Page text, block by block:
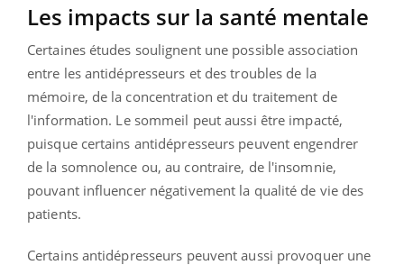
Les impacts sur la santé mentale
Certaines études soulignent une possible association
entre les antidépresseurs et des troubles de la
mémoire, de la concentration et du traitement de
l'information. Le sommeil peut aussi être impacté,
puisque certains antidépresseurs peuvent engendrer
de la somnolence ou, au contraire, de l'insomnie,
pouvant influencer négativement la qualité de vie des
patients.
Certains antidépresseurs peuvent aussi provoquer une